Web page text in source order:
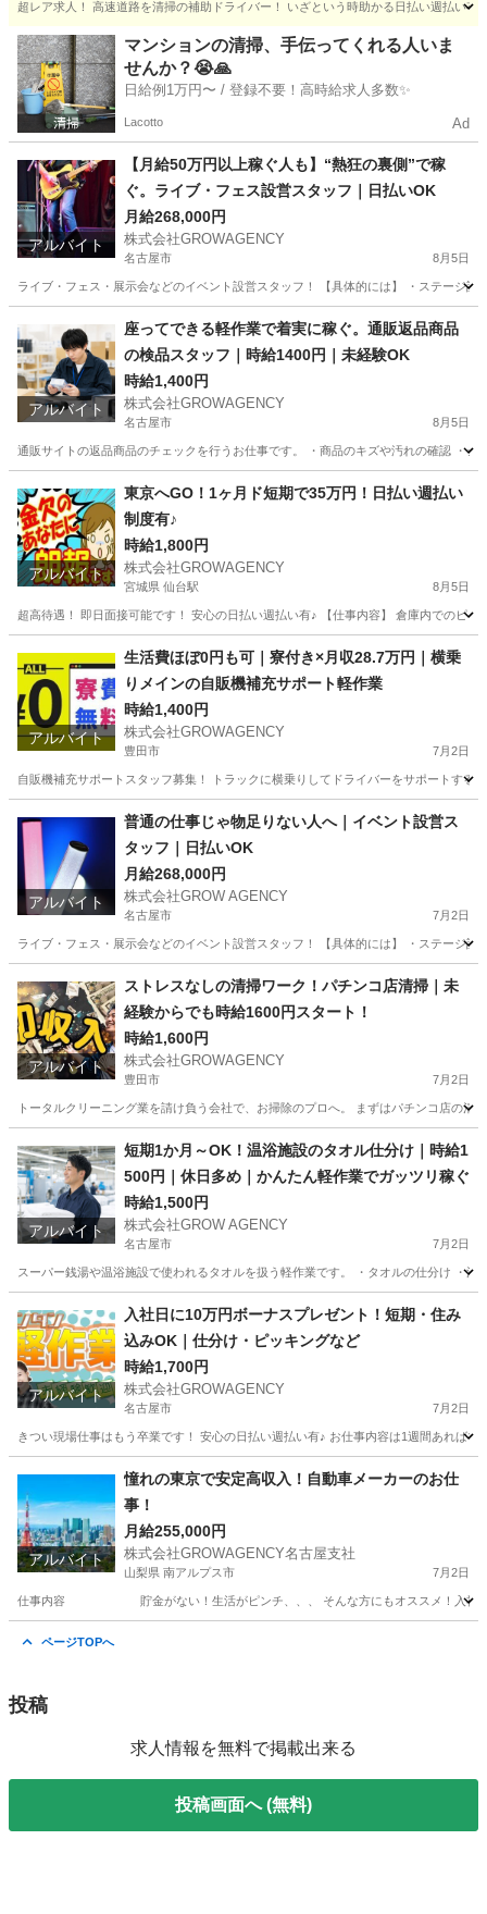
超レア求人！ 高速道路を清掃の補助ドライバー！ いざという時助かる日払い週払い
愛知 名古屋市 名古屋駅 その他 助手席
マンションの清掃、手伝ってくれる人いま
せんか？😭🙏
日給例1万円〜 / 登録不要！高時給求人多数✨
Lacotto Ad
アルバイト
【月給50万円以上稼ぐ人も】“熱狂の裏側”で稼
ぐ。ライブ・フェス設営スタッフ｜日払いOK
月給268,000円
株式会社GROWAGENCY
名古屋市 8月5日
ライブ・フェス・展示会などのイベント設営スタッフ！ 【具体的には】 ・ステージ
イベントスタッフ ライブ
アルバイト
座ってできる軽作業で着実に稼ぐ。通販返品商品
の検品スタッフ｜時給1400円｜未経験OK
時給1,400円
株式会社GROWAGENCY
名古屋市 8月5日
通販サイトの返品商品のチェックを行うお仕事です。 ・商品のキズや汚れの確認 ・
通販
アルバイト
東京へGO！1ヶ月ド短期で35万円！日払い週払い
制度有♪
時給1,800円
株式会社GROWAGENCY
宮城県 仙台駅 8月5日
超高待遇！ 即日面接可能です！ 安心の日払い週払い有♪ 【仕事内容】 倉庫内でのピ
仙台駅 軽作業 時給
アルバイト
生活費ほぼ0円も可｜寮付き×月収28.7万円｜横乗
りメインの自販機補充サポート軽作業
時給1,400円
株式会社GROWAGENCY
豊田市 7月2日
自販機補充サポートスタッフ募集！ トラックに横乗りしてドライバーをサポートす
配送 スタッフ
アルバイト
普通の仕事じゃ物足りない人へ｜イベント設営ス
タッフ｜日払いOK
月給268,000円
株式会社GROW AGENCY
名古屋市 7月2日
ライブ・フェス・展示会などのイベント設営スタッフ！ 【具体的には】 ・ステージ
イベントスタッフ スタッフ
アルバイト
ストレスなしの清掃ワーク！パチンコ店清掃｜未
経験からでも時給1600円スタート！
時給1,600円
株式会社GROWAGENCY
豊田市 7月2日
トータルクリーニング業を請け負う会社で、お掃除のプロへ。 まずはパチンコ店の
清掃 時給
アルバイト
短期1か月～OK！温浴施設のタオル仕分け｜時給1
500円｜休日多め｜かんたん軽作業でガッツリ稼ぐ
時給1,500円
株式会社GROW AGENCY
名古屋市 7月2日
スーパー銭湯や温浴施設で使われるタオルを扱う軽作業です。 ・タオルの仕分け ・
工場 時給
アルバイト
入社日に10万円ボーナスプレゼント！短期・住み
込みOK｜仕分け・ピッキングなど
時給1,700円
株式会社GROWAGENCY
名古屋市 7月2日
きつい現場仕事はもう卒業です！ 安心の日払い週払い有♪ お仕事内容は1週間あれば
仕分け 住み込み
アルバイト
憧れの東京で安定高収入！自動車メーカーのお仕
事！
月給255,000円
株式会社GROWAGENCY名古屋支社
山梨県 南アルプス市 7月2日
仕事内容 貯金がない！生活がピンチ、、、 そんな方にもオススメ！入社当日
ページTOPへ
投稿
求人情報を無料で掲載出来る
投稿画面へ (無料)